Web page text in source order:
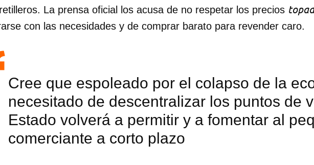
Guardar como favorito
Para poder guardar como favorito, primero has de iniciar sesión con tu
La prensa oficial los acusa de no respetar los precios
con las necesidades y de comprar barato para revender caro.
Cree que espoleado por el colapso de la
necesitado de descentralizar los puntos de
Estado volverá a permitir y a fomentar al
comerciante a corto plazo